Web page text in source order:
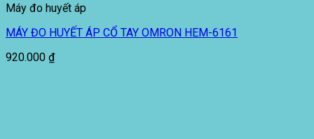
Máy đo huyết áp
MÁY ĐO HUYẾT ÁP CỔ TAY OMRON HEM-6161
920.000 ₫